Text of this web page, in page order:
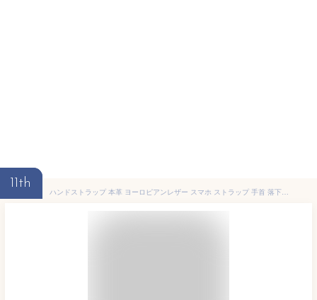
11th
ハンドストラップ 本革 ヨーロピアンレザー スマホ ストラップ 手首 落下防止 メンズ レディース iPhone スマートフォン パスケース 社員証 IDカード ショートストラップ 短い プレゼント ギフト 贈り物 レザー 革小物 メンズ レディース ユニセックス HANATORA